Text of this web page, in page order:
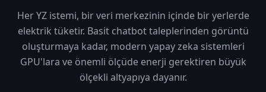
Her YZ istemi, bir veri merkezinin içinde bir yerlerde
elektrik tüketir. Basit chatbot taleplerinden görüntü
oluşturmaya kadar, modern yapay zeka sistemleri
GPU'lara ve önemli ölçüde enerji gerektiren büyük
ölçekli altyapıya dayanır.